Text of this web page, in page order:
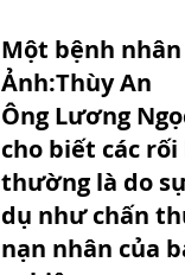
Một bệnh
Ảnh:Thùy An
Ông Lương
cho biết các
thường là do
dụ như chấn
nạn nhân của